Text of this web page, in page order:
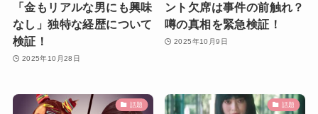
「金もリアルな男にも興味
なし」独特な経歴について
検証！
2025年10月28日
ント欠席は事件の前触れ？
噂の真相を緊急検証！
2025年10月9日
話題 話題